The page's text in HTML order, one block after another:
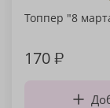
Топпер "8
170₽